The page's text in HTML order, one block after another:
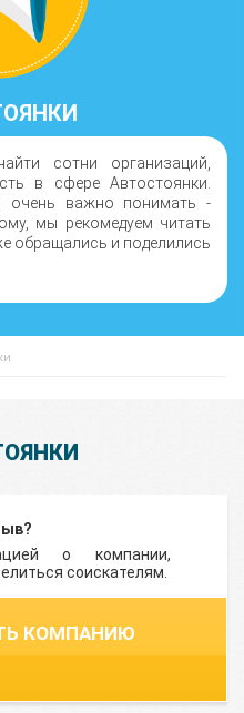
сотни организаций,
в сфере Автостоянки.
очень важно понимать -
мы рекомедуем читать
обращались и поделились
о компании,
соискателям.
КОМПАНИЮ